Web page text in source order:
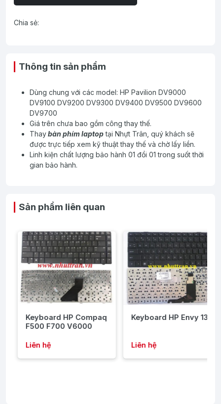
Chia sẻ:
Thông tin sản phẩm
Dùng chung với các model: HP Pavilion DV9000
DV9100 DV9200 DV9300 DV9400 DV9500 DV9600
DV9700
Giá trên chưa bao gồm công thay thế.
Thaybàn phím laptoptại Nhựt Trân, quý khách sẽ
được trực tiếp xem kỹ thuật thay thế và chờ lấy liền.
Linh kiện chất lượng bảo hành 01 đổi 01 trong suốt thời
gian bảo hành.
Sản phẩm liên quan
Keyboard HP Compaq
F500 F700 V6000
Liên hệ
Keyboard HP Envy 13
Liên hệ